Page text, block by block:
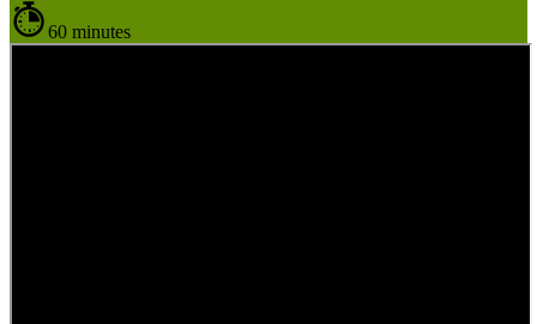
60 minutes